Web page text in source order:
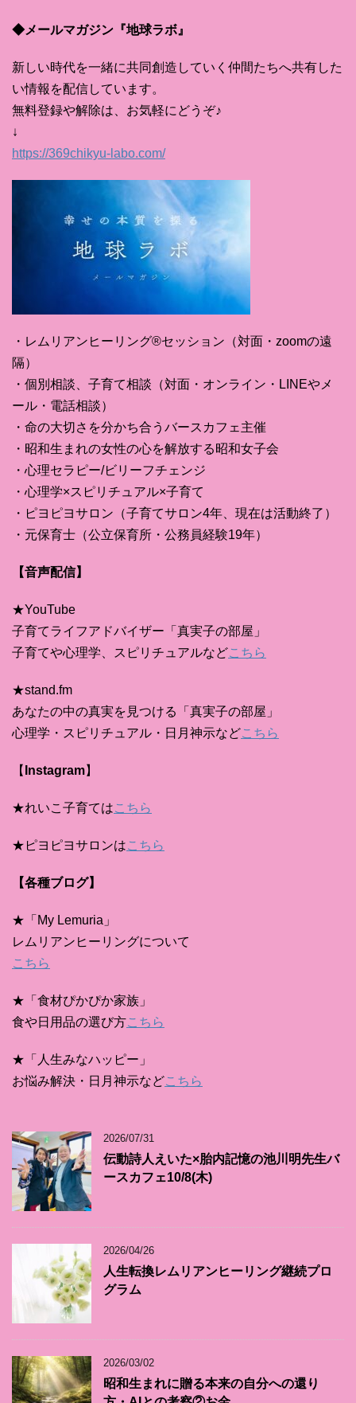
◆メールマガジン『地球ラボ』
新しい時代を一緒に共同創造していく仲間たちへ共有した
い情報を配信しています。
無料登録や解除は、お気軽にどうぞ♪
↓
https://369chikyu-labo.com/
・レムリアンヒーリング®セッション（対面・zoomの遠
隔）
・個別相談、子育て相談（対面・オンライン・LINEやメ
ール・電話相談）
・命の大切さを分かち合うバースカフェ主催
・昭和生まれの女性の心を解放する昭和女子会
・心理セラピー/ビリーフチェンジ
・心理学×スピリチュアル×子育て
・ピヨピヨサロン（子育てサロン4年、現在は活動終了）
・元保育士（公立保育所・公務員経験19年）
【音声配信】
★YouTube
子育てライフアドバイザー「真実子の部屋」
子育てや心理学、スピリチュアルなどこちら
★stand.fm
あなたの中の真実を見つける「真実子の部屋」
心理学・スピリチュアル・日月神示などこちら
【 Instagram】
★れいこ子育てはこちら
★ピヨピヨサロンはこちら
【各種ブログ】
★「My Lemuria」
レムリアンヒーリングについて
こちら
★「食材ぴかぴか家族」
食や日用品の選び方こちら
★「人生みなハッピー」
お悩み解決・日月神示などこちら
2026/07/31
伝動詩人えいた×胎内記憶の池川明先生バ
ースカフェ10/8(木)
2026/04/26
人生転換レムリアンヒーリング継続プロ
グラム
2026/03/02
昭和生まれに贈る本来の自分への還り